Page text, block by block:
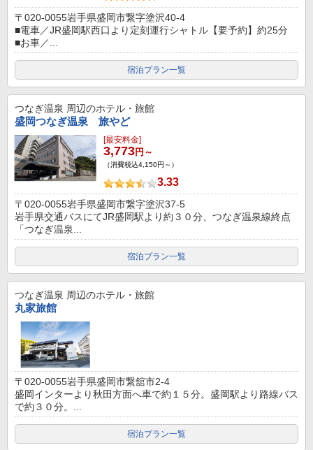
〒020-0055岩手県盛岡市繋字塗沢40-4
■電車／JR盛岡駅西口より定刻運行シャトル【要予約】約25分
■お車／...
宿泊プラン一覧
つなぎ温泉 周辺のホテル・旅館
盛岡つなぎ温泉 旅やど
[最安料金]
3,773円～
（消費税込4,150円～）
3.33
〒020-0055岩手県盛岡市繋字塗沢37-5
岩手県交通バスにてJR盛岡駅より約３０分、つなぎ温泉線終点
「つなぎ温泉...
宿泊プラン一覧
つなぎ温泉 周辺のホテル・旅館
丸家旅館
〒020-0055岩手県盛岡市繋舘市2-4
盛岡インターより秋田方面へ車で約１５分。盛岡駅より路線バス
で約３０分。...
宿泊プラン一覧